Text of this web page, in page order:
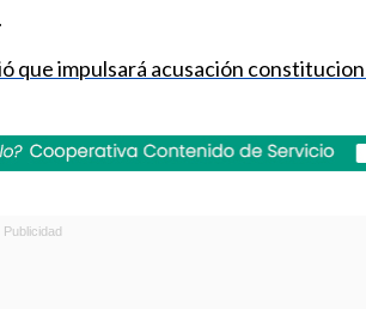
que impulsará acusación